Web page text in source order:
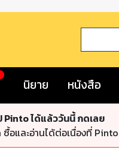
นิยาย หนังสือ
Pinto ได้แล้ววันนี้ กดเลย
อและอ่านได้ต่อเนื่องที่ Pinto